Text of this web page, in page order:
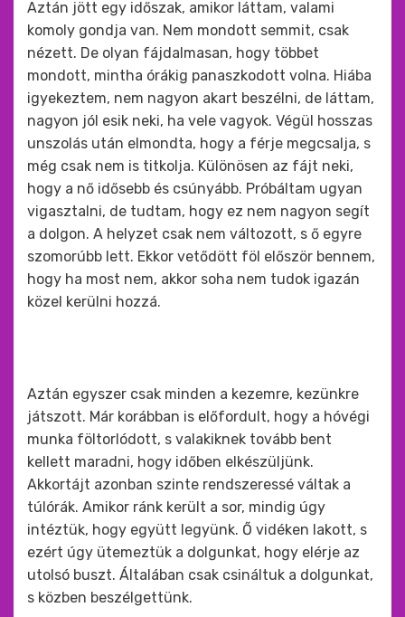
Aztán jött egy időszak, amikor láttam, valami
komoly gondja van. Nem mondott semmit, csak
nézett. De olyan fájdalmasan, hogy többet
mondott, mintha órákig panaszkodott volna. Hiába
igyekeztem, nem nagyon akart beszélni, de láttam,
nagyon jól esik neki, ha vele vagyok. Végül hosszas
unszolás után elmondta, hogy a férje megcsalja, s
még csak nem is titkolja. Különösen az fájt neki,
hogy a nő idősebb és csúnyább. Próbáltam ugyan
vigasztalni, de tudtam, hogy ez nem nagyon segít
a dolgon. A helyzet csak nem változott, s ő egyre
szomorúbb lett. Ekkor vetődött föl először bennem,
hogy ha most nem, akkor soha nem tudok igazán
közel kerülni hozzá.
Aztán egyszer csak minden a kezemre, kezünkre
játszott. Már korábban is előfordult, hogy a hóvégi
munka föltorlódott, s valakiknek tovább bent
kellett maradni, hogy időben elkészüljünk.
Akkortájt azonban szinte rendszeressé váltak a
túlórák. Amikor ránk került a sor, mindig úgy
intéztük, hogy együtt legyünk. Ő vidéken lakott, s
ezért úgy ütemeztük a dolgunkat, hogy elérje az
utolsó buszt. Általában csak csináltuk a dolgunkat,
s közben beszélgettünk.